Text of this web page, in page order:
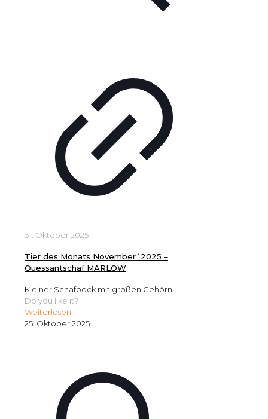
31. Oktober 2025
Tier des Monats November´2025 –
Ouessantschaf MARLOW
Kleiner Schafbock mit großen Gehörn
Do you like it?
Weiterlesen
25. Oktober 2025